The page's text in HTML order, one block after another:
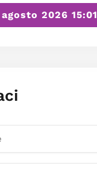
2026 15:01